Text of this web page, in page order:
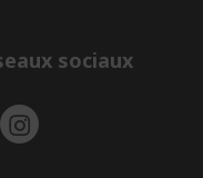
sociaux